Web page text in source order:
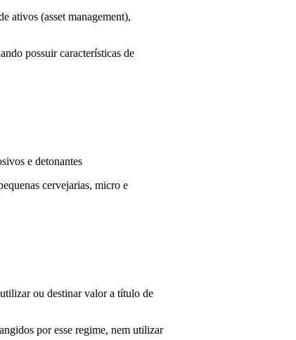
ativos (asset management),
possuir características de
e detonantes
cervejarias, micro e
ou destinar valor a título de
por esse regime, nem utilizar